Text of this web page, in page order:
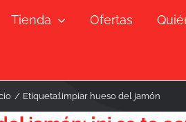
Tienda Ofertas
Etiqueta:limpiar hueso del jamón